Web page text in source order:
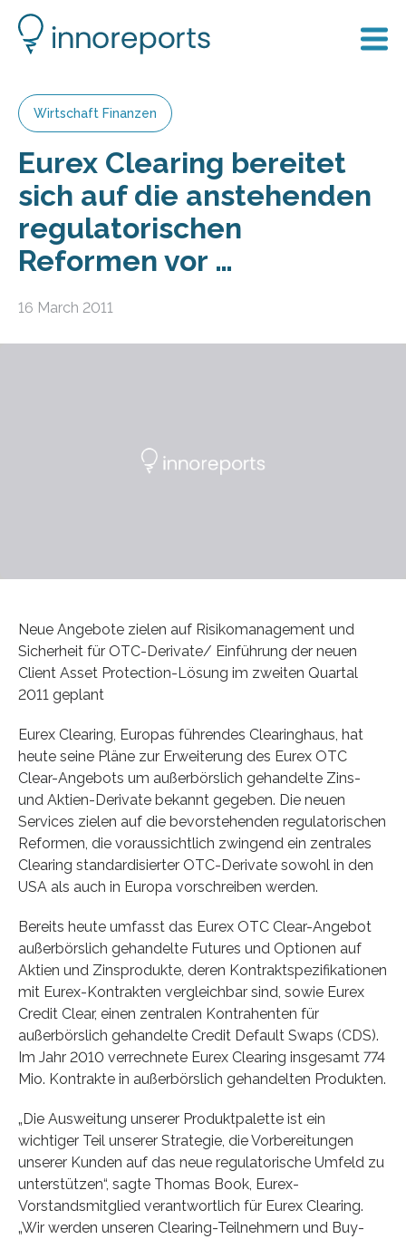
Wirtschaft Finanzen
Eurex Clearing bereitet
sich auf die anstehenden
regulatorischen
Reformen vor …
16 March 2011
Neue Angebote zielen auf Risikomanagement und
Sicherheit für OTC-Derivate/ Einführung der neuen
Client Asset Protection-Lösung im zweiten Quartal
2011 geplant
Eurex Clearing, Europas führendes Clearinghaus, hat
heute seine Pläne zur Erweiterung des Eurex OTC
Clear-Angebots um außerbörslich gehandelte Zins-
und Aktien-Derivate bekannt gegeben. Die neuen
Services zielen auf die bevorstehenden regulatorischen
Reformen, die voraussichtlich zwingend ein zentrales
Clearing standardisierter OTC-Derivate sowohl in den
USA als auch in Europa vorschreiben werden.
Bereits heute umfasst das Eurex OTC Clear-Angebot
außerbörslich gehandelte Futures und Optionen auf
Aktien und Zinsprodukte, deren Kontraktspezifikationen
mit Eurex-Kontrakten vergleichbar sind, sowie Eurex
Credit Clear, einen zentralen Kontrahenten für
außerbörslich gehandelte Credit Default Swaps (CDS).
Im Jahr 2010 verrechnete Eurex Clearing insgesamt 774
Mio. Kontrakte in außerbörslich gehandelten Produkten.
„Die Ausweitung unserer Produktpalette ist ein
wichtiger Teil unserer Strategie, die Vorbereitungen
unserer Kunden auf das neue regulatorische Umfeld zu
unterstützen“, sagte Thomas Book, Eurex-
Vorstandsmitglied verantwortlich für Eurex Clearing.
„Wir werden unseren Clearing-Teilnehmern und Buy-